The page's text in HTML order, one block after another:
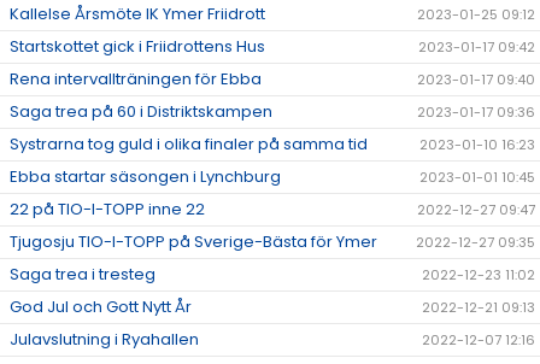
Kallelse Årsmöte IK Ymer Friidrott 2023-01-25 09:12
Startskottet gick i Friidrottens Hus 2023-01-17 09:42
Rena intervallträningen för Ebba 2023-01-17 09:40
Saga trea på 60 i Distriktskampen 2023-01-17 09:36
Systrarna tog guld i olika finaler på samma tid 2023-01-10 16:23
Ebba startar säsongen i Lynchburg 2023-01-01 10:45
22 på TIO-I-TOPP inne 22 2022-12-27 09:47
Tjugosju TIO-I-TOPP på Sverige-Bästa för Ymer 2022-12-27 09:35
Saga trea i tresteg 2022-12-23 11:02
God Jul och Gott Nytt År 2022-12-21 09:13
Julavslutning i Ryahallen 2022-12-07 12:16